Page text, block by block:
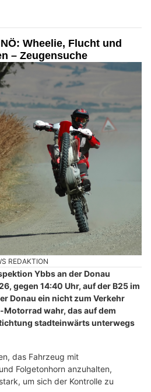
Wheelie, Flucht und
– Zeugensuche
REDAKTION
Ybbs an der Donau
gegen 14:40 Uhr, auf der B25 im
Donau ein nicht zum Verkehr
wahr, das auf dem
stadteinwärts unterwegs
das Fahrzeug mit
Folgetonhorn anzuhalten,
um sich der Kontrolle zu